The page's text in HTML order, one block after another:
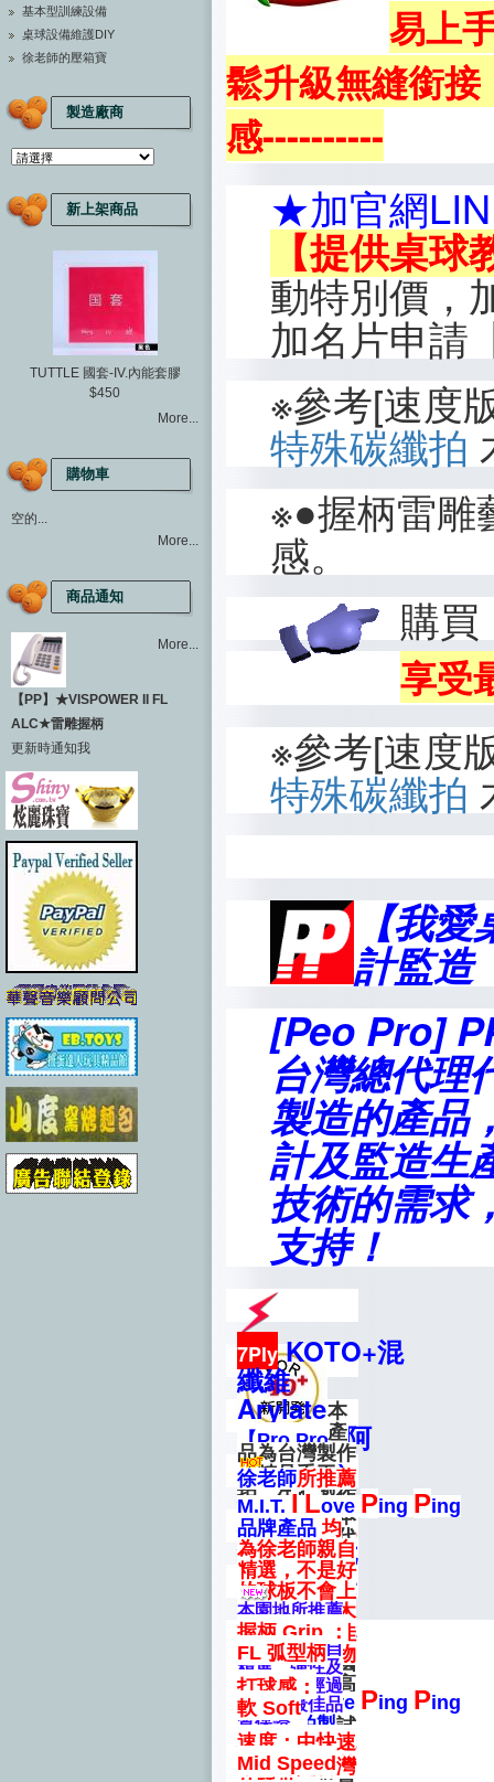
基本型訓練設備
桌球設備維護DIY
徐老師的壓箱寶
製造廠商
新上架商品
TUTTLE 國套-IV.內能套膠
$450
More...
購物車
空的...
More...
商品通知
【PP】★VISPOWER II FL
ALC★雷雕握柄
更新時通知我
More...
易上
鬆升級無縫銜接
感----------
★加官網
【提供桌
動特別價，
加名片申請
※參考[速度
特殊碳纖拍
※●握柄雷雕
感。
購買
享受
※參考[速度
特殊碳纖拍
【我
計監造
[Peo Pro]
台灣總代理
製造的產品
計及監造生
技術的需求
支持！
7Ply KOTO+混
纖維
Arylate
Carbon+阿
尤斯
Ayous +
梧桐木
Kiri +阿尤
斯Ayous+
混纖維
Arylate
Carbon+
KOTO
【Pro Pro】
VISPOWER
II ALC碳纖
拍，面材特別
挑選KOTO板
材，以
Arylate藍碳
纖維基底，讓
速度與旋轉提
升的同時更強
化了準確掌控
的特色，讓
KOTO板面旋
轉與速度達到
最平衡的境
界， 提升擊打
新塑料球的旋
本
產
品為台灣製作
的精品手工
拍，生產製作
工廠原為日本
知名品牌之代
工廠，如今自
創品牌上市，
特別嚴選碳纖
板材，由資深
製拍經驗之師
傅，以符合國
際規範之最高
規格製作，經
徐老師不斷試
打將其彈性質
量及製作規
徐老師所推薦
M.I.T. I Love Ping Ping
品牌產品均
為徐老師親自
精選，不是好
的球板不會上
架，彈性、木
紋及性能最佳
品質保證，物
超所值，
M.I.T.ILove Ping Ping
品牌球拍製
品 ，不久的將
來絕對是台灣
本園地所推薦
之特選球拍均
為徐老師親自
精選，彈性及
木紋都是經過
篩選，最佳品
質保證。
握柄 Grip ：
FL 弧型柄
打球感：
軟 Soft
速度：中快速
Mid Speed